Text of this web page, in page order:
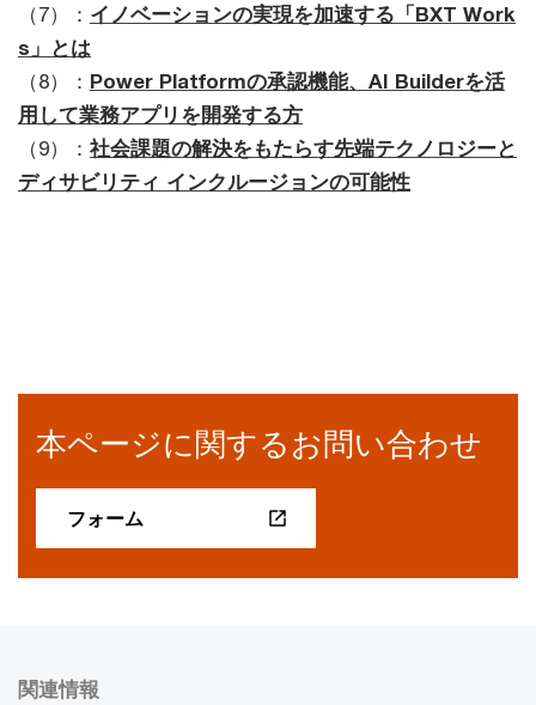
（7）： イノベーションの実現を加速する「BXT Work
s」とは
（8）： Power Platformの承認機能、AI Builderを活
用して業務アプリを開発する方
（9）： 社会課題の解決をもたらす先端テクノロジーと
ディサビリティ インクルージョンの可能性
本ページに関するお問い合わせ
フォーム
関連情報